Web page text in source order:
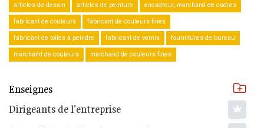
articles de dessin articles de peinture encadreur, marchand de cadres
fabricant de couleurs fabricant de couleurs fines
fabricant de toiles à peindre fabricant de vernis fournitures de bureau
marchand de couleurs marchand de couleurs fines
Enseignes
Dirigeants de l'entreprise